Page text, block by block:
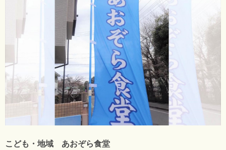
こども・地域 あおぞら食堂